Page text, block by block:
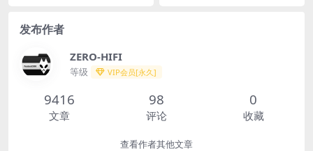
发布作者
ZERO-HIFI
等级 VIP会员[永久]
9416
文章
98
评论
0
收藏
查看作者其他文章